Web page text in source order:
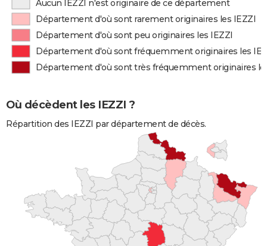
Aucun IEZZI n'est originaire de ce département
Département d'où sont rarement originaires les IEZZI
Département d'où sont peu originaires les IEZZI
Département d'où sont fréquemment originaires les
Département d'où sont très fréquemment originaires
Où décèdent les IEZZI ?
Répartition des IEZZI par département de décès.